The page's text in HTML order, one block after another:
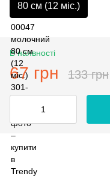
80 см (12 мiс.)
В наявності
67 грн 133 грн